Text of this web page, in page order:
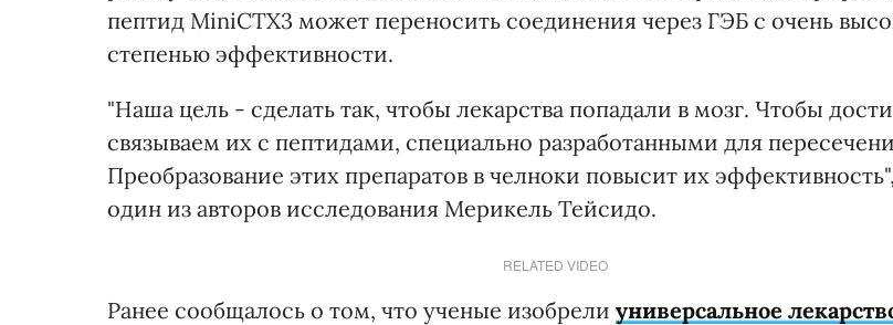
пептид MiniCTX3 может переносить соединения через ГЭБ с очень
степенью эффективности.
"Наша цель - сделать так, чтобы лекарства попадали в мозг. Чтобы
связываем их с пептидами, специально разработанными для
Преобразование этих препаратов в челноки повысит их
один из авторов исследования Мерикель Тейсидо.
RELATED VIDEO
Ранее сообщалось о том, что ученые изобрели универсальное